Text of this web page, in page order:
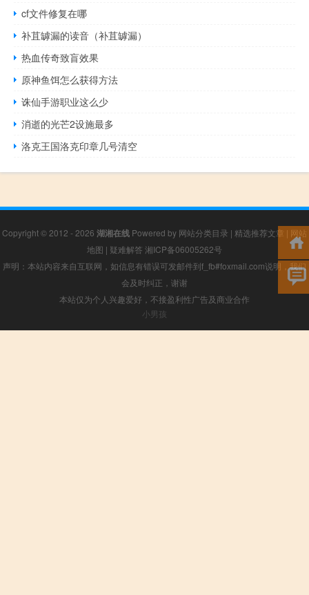
cf文件修复在哪
补苴罅漏的读音（补苴罅漏）
热血传奇致盲效果
原神鱼饵怎么获得方法
诛仙手游职业这么少
消逝的光芒2设施最多
洛克王国洛克印章几号清空
Copyright © 2012 - 2026 湖湘在线 Powered by 网站分类目录 | 精选推荐文章 | 网站
地图 | 疑难解答 湘ICP备06005262号
声明：本站内容来自互联网，如信息有错误可发邮件到f_fb#foxmail.com说明，我们
会及时纠正，谢谢
本站仅为个人兴趣爱好，不接盈利性广告及商业合作
小男孩